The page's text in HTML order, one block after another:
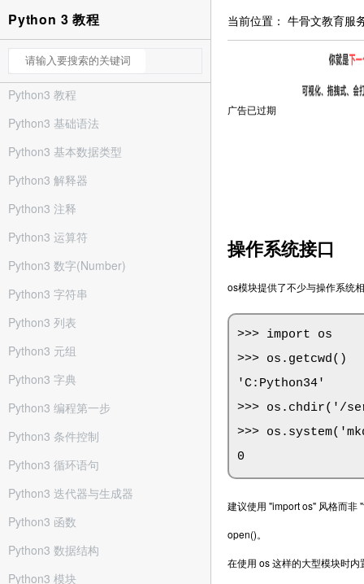
Python 3 教程
Python3 教程
Python3 基础语法
Python3 基本数据类型
Python3 解释器
Python3 注释
Python3 运算符
Python3 数字(Number)
Python3 字符串
Python3 列表
Python3 元组
Python3 字典
Python3 编程第一步
Python3 条件控制
Python3 循环语句
Python3 迭代器与生成器
Python3 函数
Python3 数据结构
Python3 模块
当前位置： 牛骨文教育服
广告已过期
操作系统接口
os模块提供了不少与操作系统
>>> import os
>>> os.getcwd()
'C:Python34'
>>> os.chdir('/
>>>
0
建议使用 "import os" 风格而非
open()。
在使用 os 这样的大型模块时